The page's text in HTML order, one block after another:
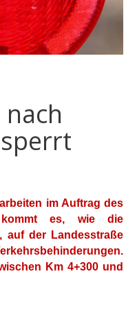
im Auftrag des
kommt es, wie die
auf der Landesstraße
Km 4+300 und